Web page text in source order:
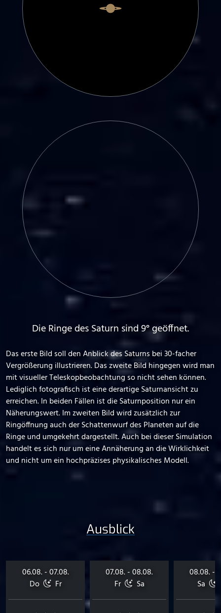
Die Ringe des Saturn sind 9° geöffnet.
Das erste Bild soll den Anblick des Saturns bei 30-facher
Vergrößerung illustrieren. Das zweite Bild hingegen wird man
mit visueller Teleskopbeobachtung so nicht sehen können.
Lediglich fotografisch ist eine derartige Saturnansicht zu
erreichen. In beiden Fällen ist die Saturnposition nur ein
Näherungswert. Im zweiten Bild wird zusätzlich zur
Ringöffnung auch der Schattenwurf des Planeten auf die
Ringe und umgekehrt dargestellt. Auch bei dieser Simulation
handelt es sich nur um eine Annäherung an die Wirklichkeit
und nicht um ein hochpräzises physikalisches Modell.
Ausblick
06.08. - 07.08.
Do
Fr
07.08. - 08.08.
Fr
Sa
08.08. -
Sa